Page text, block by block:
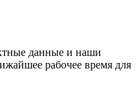
данные и наши
рабочее время для